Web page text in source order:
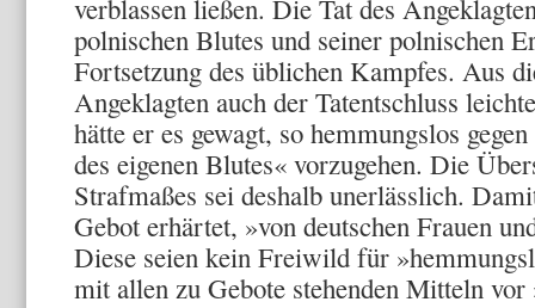
verblassen lie­ßen. Die Tat des
polnischen Blutes und seiner polnischen
Fortsetzung des üb­lichen Kampfes. Aus
Angeklagten auch der Tatentschluss
hätte er es gewagt, so hemmungslos
des eigenen Blutes« vor­zugehen. Die
Strafmaßes sei deshalb unerlässlich.
Gebot erhärtet, »von deutschen Frauen
Diese seien kein Freiwild für
mit allen zu Gebote stehenden Mitteln vor